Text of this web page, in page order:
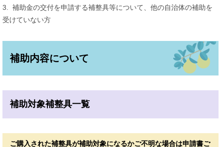
3. 補助金の交付を申請する補整具等について、他の自治体の補助を
受けていない方
補助内容について
補助対象補整具一覧
ご購入された補整具が補助対象になるかご不明な場合は申請書ご